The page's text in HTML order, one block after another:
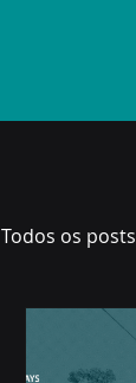
Todos os posts